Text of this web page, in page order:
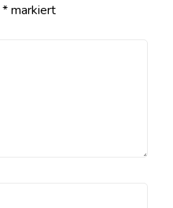
*markiert